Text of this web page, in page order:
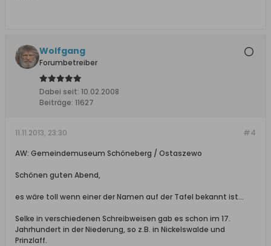
Wolfgang
Forumbetreiber
Dabei seit: 10.02.2008
Beiträge: 11627
#4
11.11.2013, 23:30
AW: Gemeindemuseum Schöneberg / Ostaszewo
Schönen guten Abend,
es wäre toll wenn einer der Namen auf der Tafel bekannt ist...
Selke in verschiedenen Schreibweisen gab es schon im 17.
Jahrhundert in der Niederung, so z.B. in Nickelswalde und
Prinzlaff.